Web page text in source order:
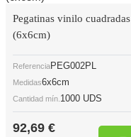
Pegatinas vinilo cuadradas
(6x6cm)
ReferenciaPEG002PL
Medidas6x6cm
Cantidad mín. 1000 UDS
92,69 €